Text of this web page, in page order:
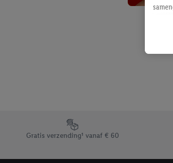
Footerelement met de verschillende USPs van
Gratis verzending¹ vanaf € 60
Als
u
niet